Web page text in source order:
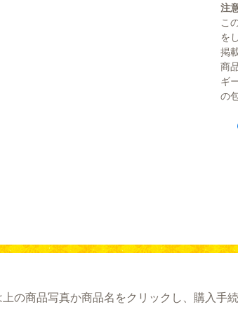
注
こ
を
掲
商
ギ
の
の商品写真か商品名をクリックし、購入手